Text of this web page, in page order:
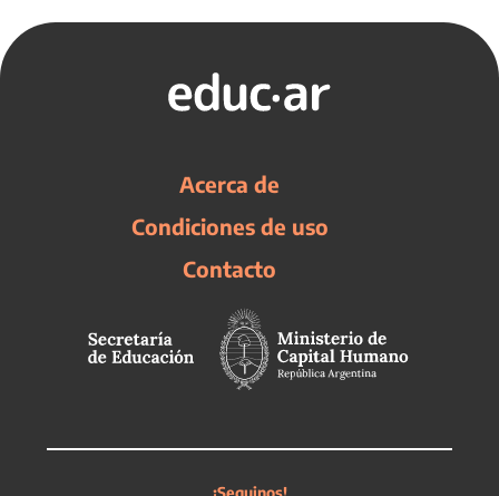
Acerca de
Condiciones de uso
Contacto
¡Seguinos!